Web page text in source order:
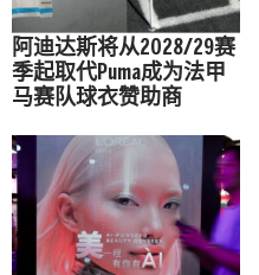
阿迪达斯将从2028/29赛
季起取代Puma成为法甲
马赛队球衣赞助商